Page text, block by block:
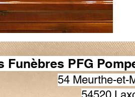
Funèbres PFG
54 Meurthe-et-